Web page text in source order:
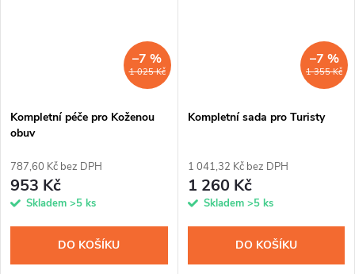
1 025 Kč
–7 %
Kompletní péče pro Koženou
obuv
787,60 Kč bez DPH
953 Kč
Skladem >5 ks
DO KOŠÍKU
1 355 Kč
–7 %
Kompletní sada pro Turisty
1 041,32 Kč bez DPH
1 260 Kč
Skladem >5 ks
DO KOŠÍKU